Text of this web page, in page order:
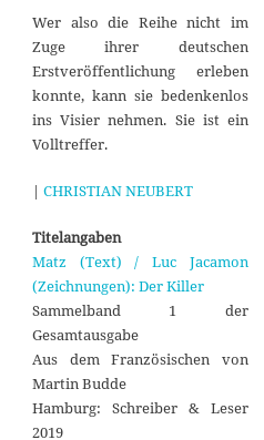
Wer also die Reihe nicht im
Zuge ihrer deutschen
Erstveröffentlichung erleben
konnte, kann sie bedenkenlos
ins Visier nehmen. Sie ist ein
Volltreffer.
| CHRISTIAN NEUBERT
Titelangaben
Matz (Text) / Luc Jacamon
(Zeichnungen): Der Killer
Sammelband 1 der
Gesamtausgabe
Aus dem Französischen von
Martin Budde
Hamburg: Schreiber & Leser
2019